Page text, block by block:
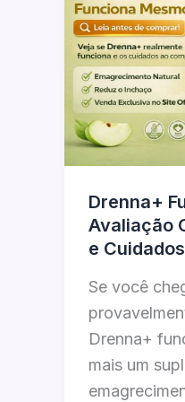
Drenna+
Avaliação
e
Se você
Drenna+
mais um